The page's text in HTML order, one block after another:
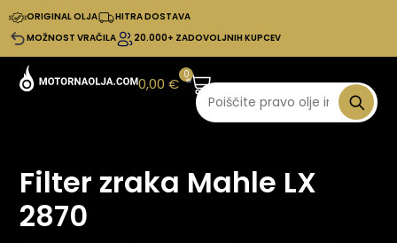
ORIGINAL OLJA
HITRA DOSTAVA
MOŽNOST VRAČILA
20.000+ ZADOVOLJNIH KUPCEV
0,00€
0
Filter zraka Mahle LX
2870